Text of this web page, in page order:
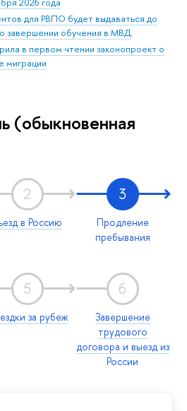
для РВПО будет выдаваться до
завершении обучения в МВД
в первом чтении законопроект о
миграции
(обыкновенная
2
в Россию
3
Продление
пребывания
5
за рубеж
6
Завершение
трудового
договора и выезд из
России